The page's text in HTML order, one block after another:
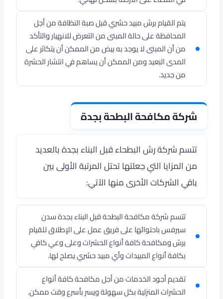
يتم القيام برش مبيد حشري قبل صبة النظافة من أجل
المحافظة على حالة المبنى من التعرض للانهيار والتأكد
من أن المبنى لا يوجد به بيض من الممكن أن يتكاثر على
المدى البعيد ومن الممكن أن يساهم في انتشار الحشرة
من جديد.
شركة مكافحة البطحة بجدة
تتسم شركة رش البطحاء قبل البناء بجدة بالعديد
من المزايا التي جعلتها تحتل المرتبة الأولى بين
باقي الشركات الأخرى منها الآتي:
تتسم شركة مكافحة البطحة قبل البناء بجدة سدن
سيرفس باحتوائها على فريق عمل على الإطلاق للقيام
برش ومكافحة كافة أنواع الحشرات وعلى وعي كافي
بكافة أنواع المبيدات وأي مبيد حشري يصلح لها.
تقديم أجود الخدمات من أجل مكافحة كافة أنواع
الحشرات المنزلية بكل سهولة ويسر بأسرع وقت ممكن.